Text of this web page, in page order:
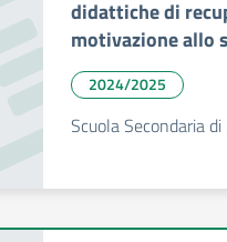
didattiche di
motivazione allo
2024/2025
Scuola Secondaria